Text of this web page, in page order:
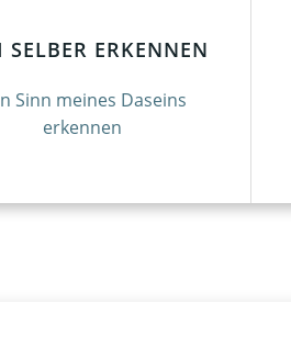
SELBER ERKENNEN
Sinn meines Daseins
erkennen